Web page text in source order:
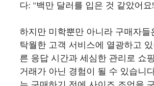
다: “백만 달러를 입은 것 같았어요
하지만 미학뿐만 아니라 구매자들
탁월한 고객 서비스에 열광하고
른 응답 시간과 세심한 관리로 쇼
거래가 아닌 경험이 될 수 있습니